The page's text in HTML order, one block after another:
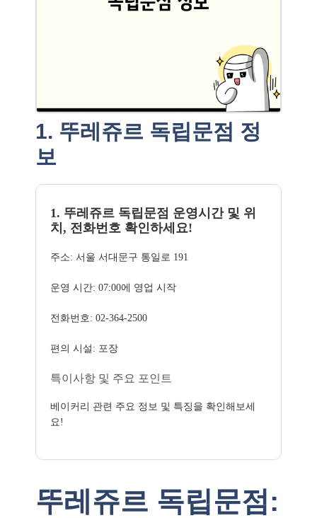
1. 뚜레쥬르 독립문점 정
보
1. 뚜레쥬르 독립문점 운영시간 및 위
치, 전화번호 확인하세요!
주소: 서울 서대문구 통일로 191
운영 시간: 07:00에 영업 시작
전화번호: 02-364-2500
편의 시설: 포장
특이사항 및 주요 포인트
베이커리 관련 주요 정보 및 특징을 확인해보세
요!
뚜레쥬르 독립문점: